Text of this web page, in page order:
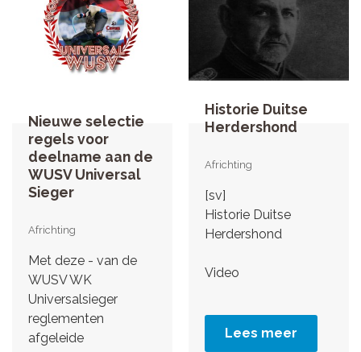
Nieuwe selectie
regels voor
deelname aan de
WUSV Universal
Sieger
Africhting
Met deze - van de
WUSV WK
Universalsieger
reglementen
afgeleide
Historie Duitse
Herdershond
Africhting
[sv]
Historie Duitse
Herdershond
Video
Lees meer